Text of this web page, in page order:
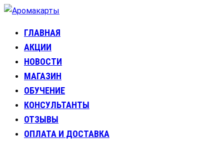
Перейти
содержимому
Аромакарты
Психологические эфирные карты • Аромапсихология
ГЛАВНАЯ
АКЦИИ
НОВОСТИ
МАГАЗИН
ОБУЧЕНИЕ
КОНСУЛЬТАНТЫ
ОТЗЫВЫ
ОПЛАТА И ДОСТАВКА